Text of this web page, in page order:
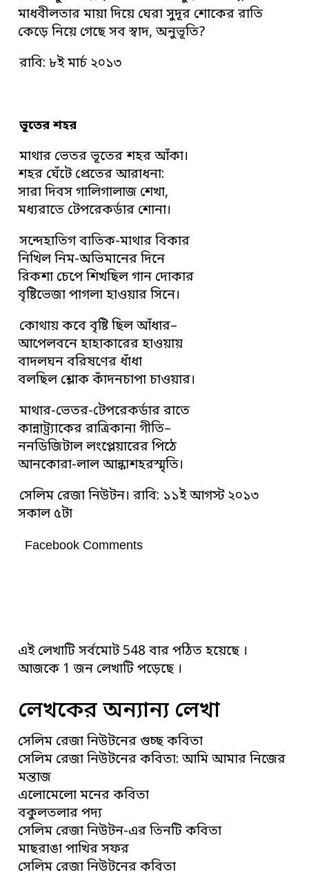
মাধবীলতার মায়া দিয়ে ঘেরা সুদূর শোকের রাতি
কেড়ে নিয়ে গেছে সব স্বাদ, অনুভূতি?
রাবি: ৮ই মার্চ ২০১৩
ভূতের শহর
মাথার ভেতর ভূতের শহর আঁকা।
শহর ঘেঁটে প্রেতের আরাধনা:
সারা দিবস গালিগালাজ শেখা,
মধ্যরাতে টেপরেকর্ডার শোনা।
সন্দেহাতিগ বাতিক-মাথার বিকার
নিখিল নিম-অভিমানের দিনে
রিকশা চেপে শিখছিল গান দোকার
বৃষ্টিভেজা পাগলা হাওয়ার সিনে।
কোথায় কবে বৃষ্টি ছিল আঁধার–
আপেলবনে হাহাকারের হাওয়ায়
বাদলঘন বরিষণের ধাঁধা
বলছিল শ্লোক কাঁদনচাপা চাওয়ার।
মাথার-ভেতর-টেপরেকর্ডার রাতে
কান্নাট্র্যাকের রাত্রিকানা গীতি–
ননডিজিটাল লংপ্লেয়ারের পিঠে
আনকোরা-লাল আন্কাশহরস্মৃতি।
সেলিম রেজা নিউটন। রাবি: ১১ই আগস্ট ২০১৩
সকাল ৫টা
Facebook Comments
এই লেখাটি সর্বমোট 548 বার পঠিত হয়েছে ।
আজকে 1 জন লেখাটি পড়েছে ।
লেখকের অন্যান্য লেখা
সেলিম রেজা নিউটনের গুচ্ছ কবিতা
সেলিম রেজা নিউটনের কবিতা: আমি আমার নিজের
মন্তাজ
এলোমেলো মনের কবিতা
বকুলতলার পদ্য
সেলিম রেজা নিউটন-এর তিনটি কবিতা
মাছরাঙা পাখির সফর
সেলিম রেজা নিউটনের কবিতা